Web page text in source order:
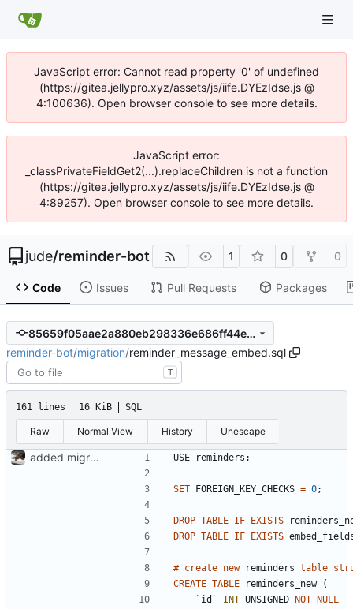
JavaScript error: Cannot read property '0' of undefined
(https://gitea.jellypro.xyz/assets/js/iife.DYEzIdse.js @
4:100636). Open browser console to see more details.
JavaScript error:
_classPrivateFieldGet2(...).replaceChildren is not a function
(https://gitea.jellypro.xyz/assets/js/iife.DYEzIdse.js @
4:89257). Open browser console to see more details.
jude/reminder-bot 1 0 0
Code Issues Pull Requests Packages
85659f05aae2a880eb298336e686ff44e67440ea
reminder-bot/migration/reminder_message_embed.sql
T
161 lines 16 KiB SQL
Raw Normal View History Unescape
added migration file USE reminders ;
SET FOREIGN_KEY_CHECKS = 0;
DROP TABLE IF EXISTS
DROP TABLE IF EXISTS
# create new reminders table
CREATE TABLE reminders_new
(
` id ` INT UNSIGNED NOT
NULL